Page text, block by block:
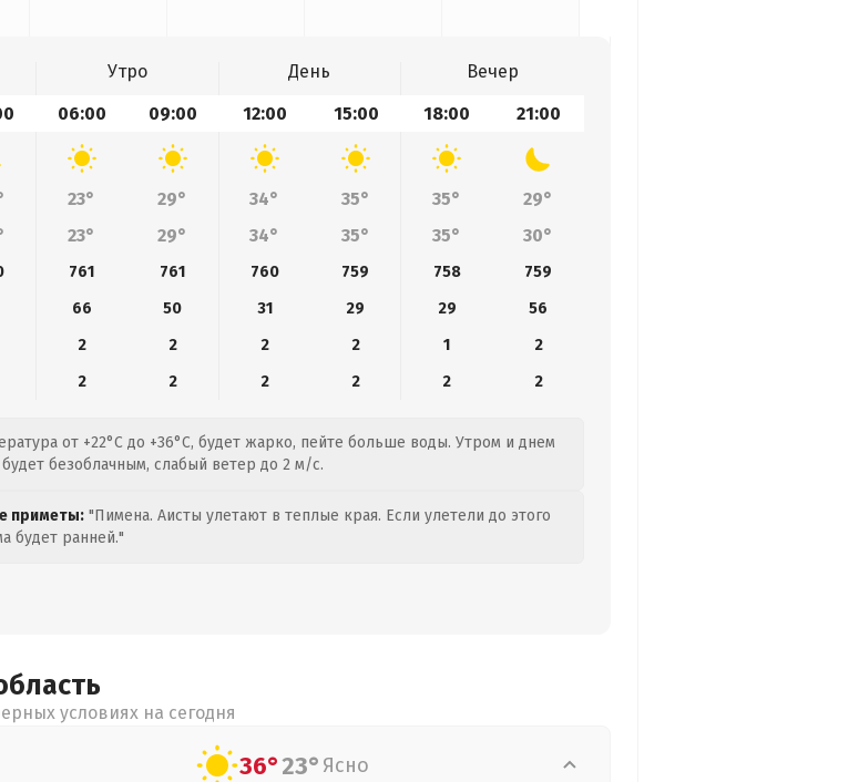
Утро День
Вечер
06:00 09:00 12:00 15:00 18:00 21:00
23° 29° 34° 35° 35°
29°
23° 29° 34° 35° 35° 30°
761 761 760 759 758
759
66 50 31 29 29
56
2 2 2 2 1
2
2 2 2 2 2 2
от +22°C до +36°C, будет жарко, пейте больше воды. Утром и днем
безоблачным, слабый ветер до 2 м/с.
приметы: "Пимена. Аисты улетают в теплые края. Если улетели до этого
будет ранней."
условиях на сегодня
36°23° Ясно